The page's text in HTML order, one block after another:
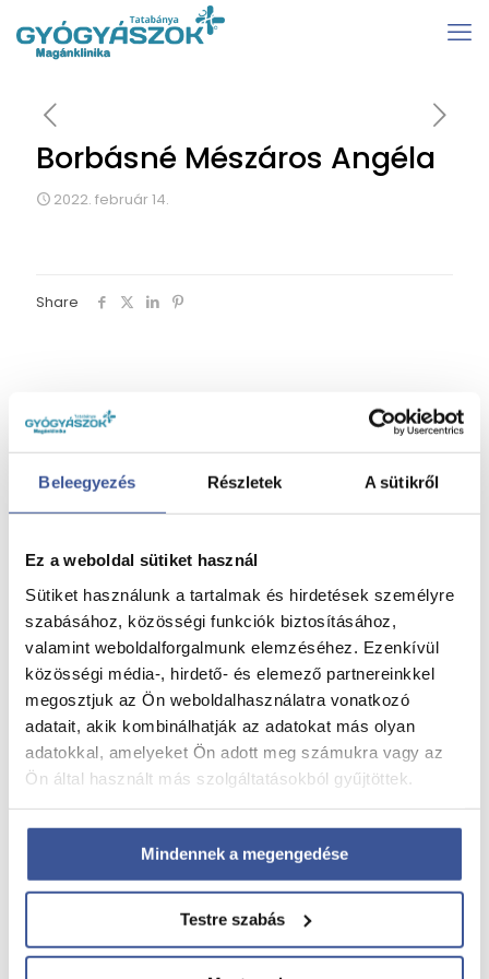
Beleegyezés Részletek A sütikről
Ez a weboldal sütiket használ
Sütiket használunk a tartalmak és hirdetések személyre
szabásához, közösségi funkciók biztosításához,
valamint weboldalforgalmunk elemzéséhez. Ezenkívül
közösségi média-, hirdető- és elemező partnereinkkel
megosztjuk az Ön weboldalhasználatra vonatkozó
adatait, akik kombinálhatják az adatokat más olyan
adatokkal, amelyeket Ön adott meg számukra vagy az
Ön által használt más szolgáltatásokból gyűjtöttek.
Mindennek a megengedése
Testre szabás
Borbásné Mészáros Angéla
2022. február 14.
Share
→
Őssejtkezelés
→
PRP-PRF kezelés
→
4D Babamozi
→
Szolgáltatások
→
Tájékoztatók
Pályázatok
→
Kapcsolat